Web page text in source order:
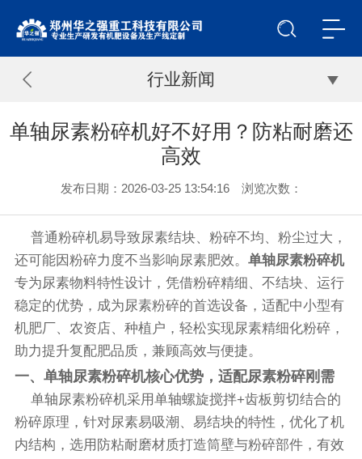
行业新闻
单轴尿素粉碎机好不好用？防粘耐磨还
高效
发布日期：2026-03-25 13:54:16 浏览次数：
普通粉碎机易导致尿素结块、粉碎不均、粉尘过大，
还可能因粉碎力度不当影响尿素肥效。 单轴尿素粉碎机
专为尿素物料特性设计，凭借粉碎精细、不结块、运行
稳定的优势，成为尿素粉碎的首选设备，适配中小型有
机肥厂、农资店、种植户，轻松实现尿素精细化粉碎，
助力提升复配肥品质，兼顾高效与便捷。
一、单轴尿素粉碎机核心优势，适配尿素粉碎刚需
单轴尿素粉碎机采用单轴螺旋搅拌+齿板剪切结合的
粉碎原理，针对尿素易吸潮、易结块的特性，优化了机
内结构，选用防粘耐磨材质打造筒壁与粉碎部件，有效